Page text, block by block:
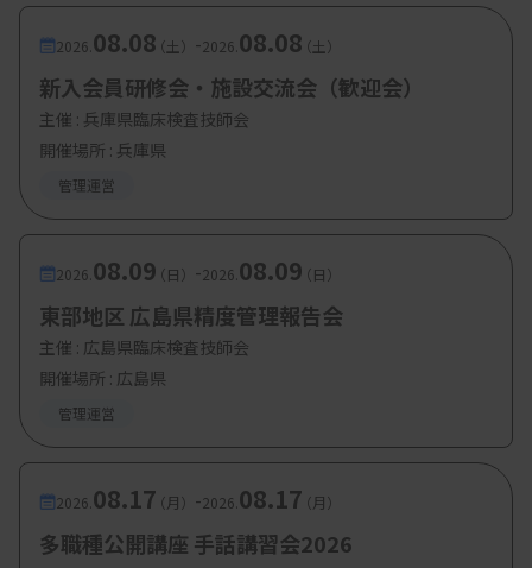
2026. 08.08（土） -2026. 08.08（土）
新入会員研修会・施設交流会（歓迎会）
主催 : 兵庫県臨床検査技師会
開催場所 : 兵庫県
管理運営
2026. 08.09（日） -2026. 08.09（日）
東部地区 広島県精度管理報告会
主催 : 広島県臨床検査技師会
開催場所 : 広島県
管理運営
2026. 08.17（月） -2026. 08.17（月）
多職種公開講座 手話講習会2026